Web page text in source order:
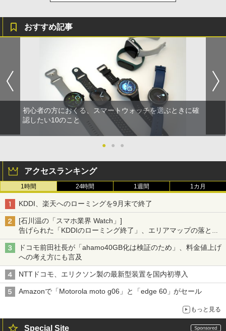
おすすめ記事
初心者の方におくる、スマートウォッチを選ぶときに確
認したい10のこと
● ● ●
アクセスランキング
1時間 24時間 1週間 1カ月
KDDI、楽天へのローミングを9月末で終了
[石川温の「スマホ業界 Watch」]
告げられた「KDDIのローミング終了」、エリアマップの落とし
穴と楽天モバイルの課題
ドコモ前田社長が「ahamo40GB化は検証のため」、料金値上げ
への考え方にも言及
NTTドコモ、エリクソン製の最新型装置を国内初導入
Amazonで「Motorola moto g06」と「edge 60」がセール
もっと見る
Special Site